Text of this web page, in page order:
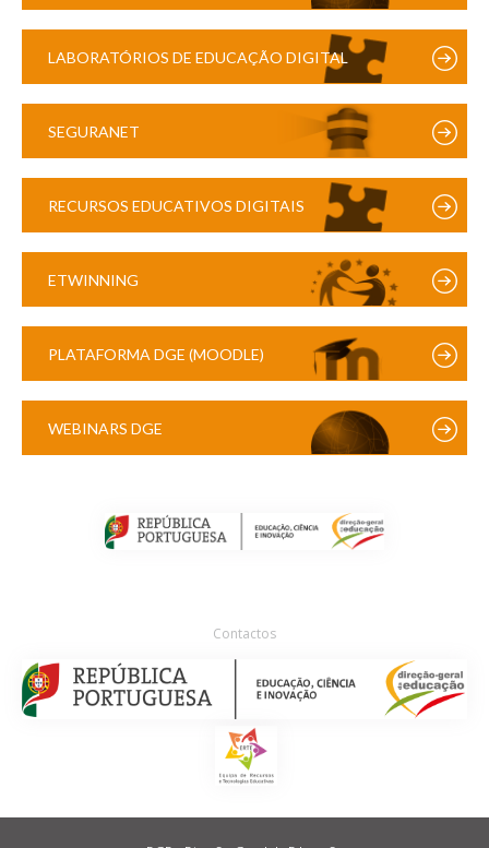
LABORATÓRIOS DE EDUCAÇÃO DIGITAL
SEGURANET
RECURSOS EDUCATIVOS DIGITAIS
ETWINNING
PLATAFORMA DGE (MOODLE)
WEBINARS DGE
Contactos